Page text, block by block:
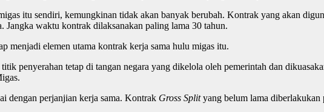
itu sendiri, kemungkinan tidak akan banyak berubah. Kontrak yang akan
waktu kontrak dilaksanakan paling lama 30 tahun.
menjadi elemen utama kontrak kerja sama hulu migas itu.
penyerahan tetap di tangan negara yang dikelola oleh pemerintah dan
dengan perjanjian kerja sama. Kontrak Gross Splityang belum lama diberlakukan